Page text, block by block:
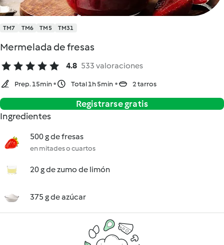
TM7 TM6 TM5 TM31
Mermelada de fresas
4.8 533 valoraciones
Prep. 15min Total 1h 5min 2 tarros
Registrarse gratis
Ingredientes
500 g de fresas
en mitades o cuartos
20 g de zumo de limón
375 g de azúcar